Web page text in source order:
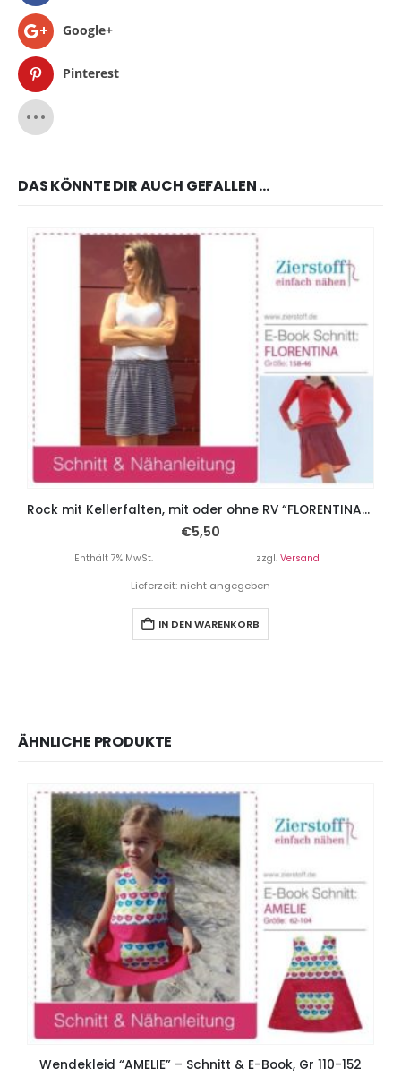
Google+
Pinterest
DAS KÖNNTE DIR AUCH GEFALLEN …
Rock mit Kellerfalten, mit oder ohne RV “FLORENTINA”, Gr. 158 – Damengr. 46
€5,50
Enthält 7% MwSt. zzgl. Versand
Lieferzeit: nicht angegeben
IN DEN WARENKORB
ÄHNLICHE PRODUKTE
Wendekleid “AMELIE” – Schnitt & E-Book, Gr 110-152